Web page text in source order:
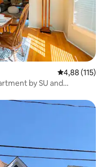
Średnia
4,88 (115)
by SU and